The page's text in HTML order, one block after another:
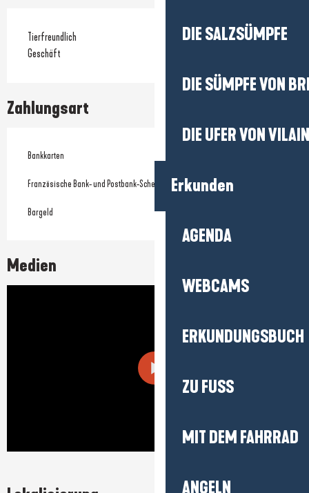
DIE SALZSÜMPFE
DIE SÜMPFE VON
DIE UFER VON
Erkunden
AGENDA
WEBCAMS
ERKUNDUNGSBUCH
ZU FUSS
MIT DEM FAHRRAD
ANGELN
Tierfreundlich
Geschäft
Zahlungsart
Bankkarten
Französische Bank- und Postbank-Schecks
Bargeld
Medien